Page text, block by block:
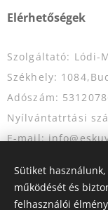
Elérhetőségek
Szolgáltató: Lódi-
Székhely:
Adószám:
Nyílvántatrtási
E-mail:
Sütiket
működését és
felhasználói